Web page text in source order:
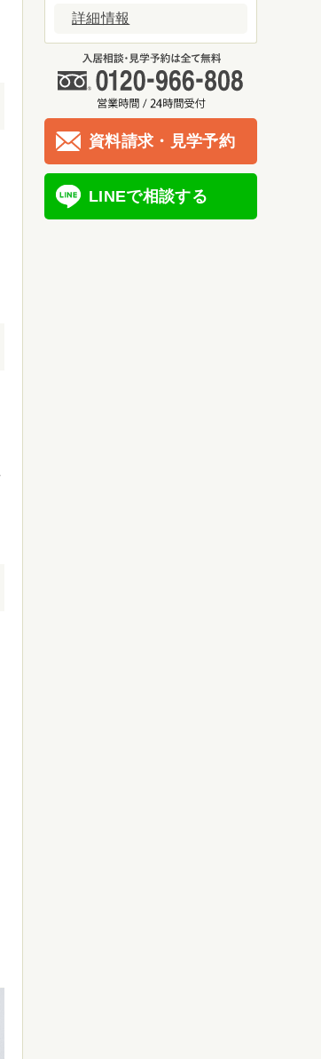
詳細情報
資料請求・見学予約
LINEで相談する